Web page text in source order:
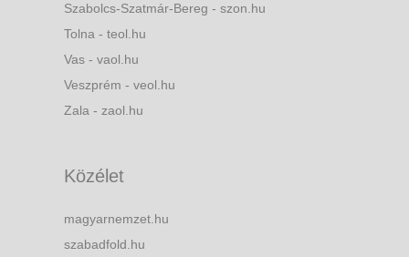
Szabolcs-Szatmár-Bereg - szon.hu
Tolna - teol.hu
Vas - vaol.hu
Veszprém - veol.hu
Zala - zaol.hu
Közélet
magyarnemzet.hu
szabadfold.hu